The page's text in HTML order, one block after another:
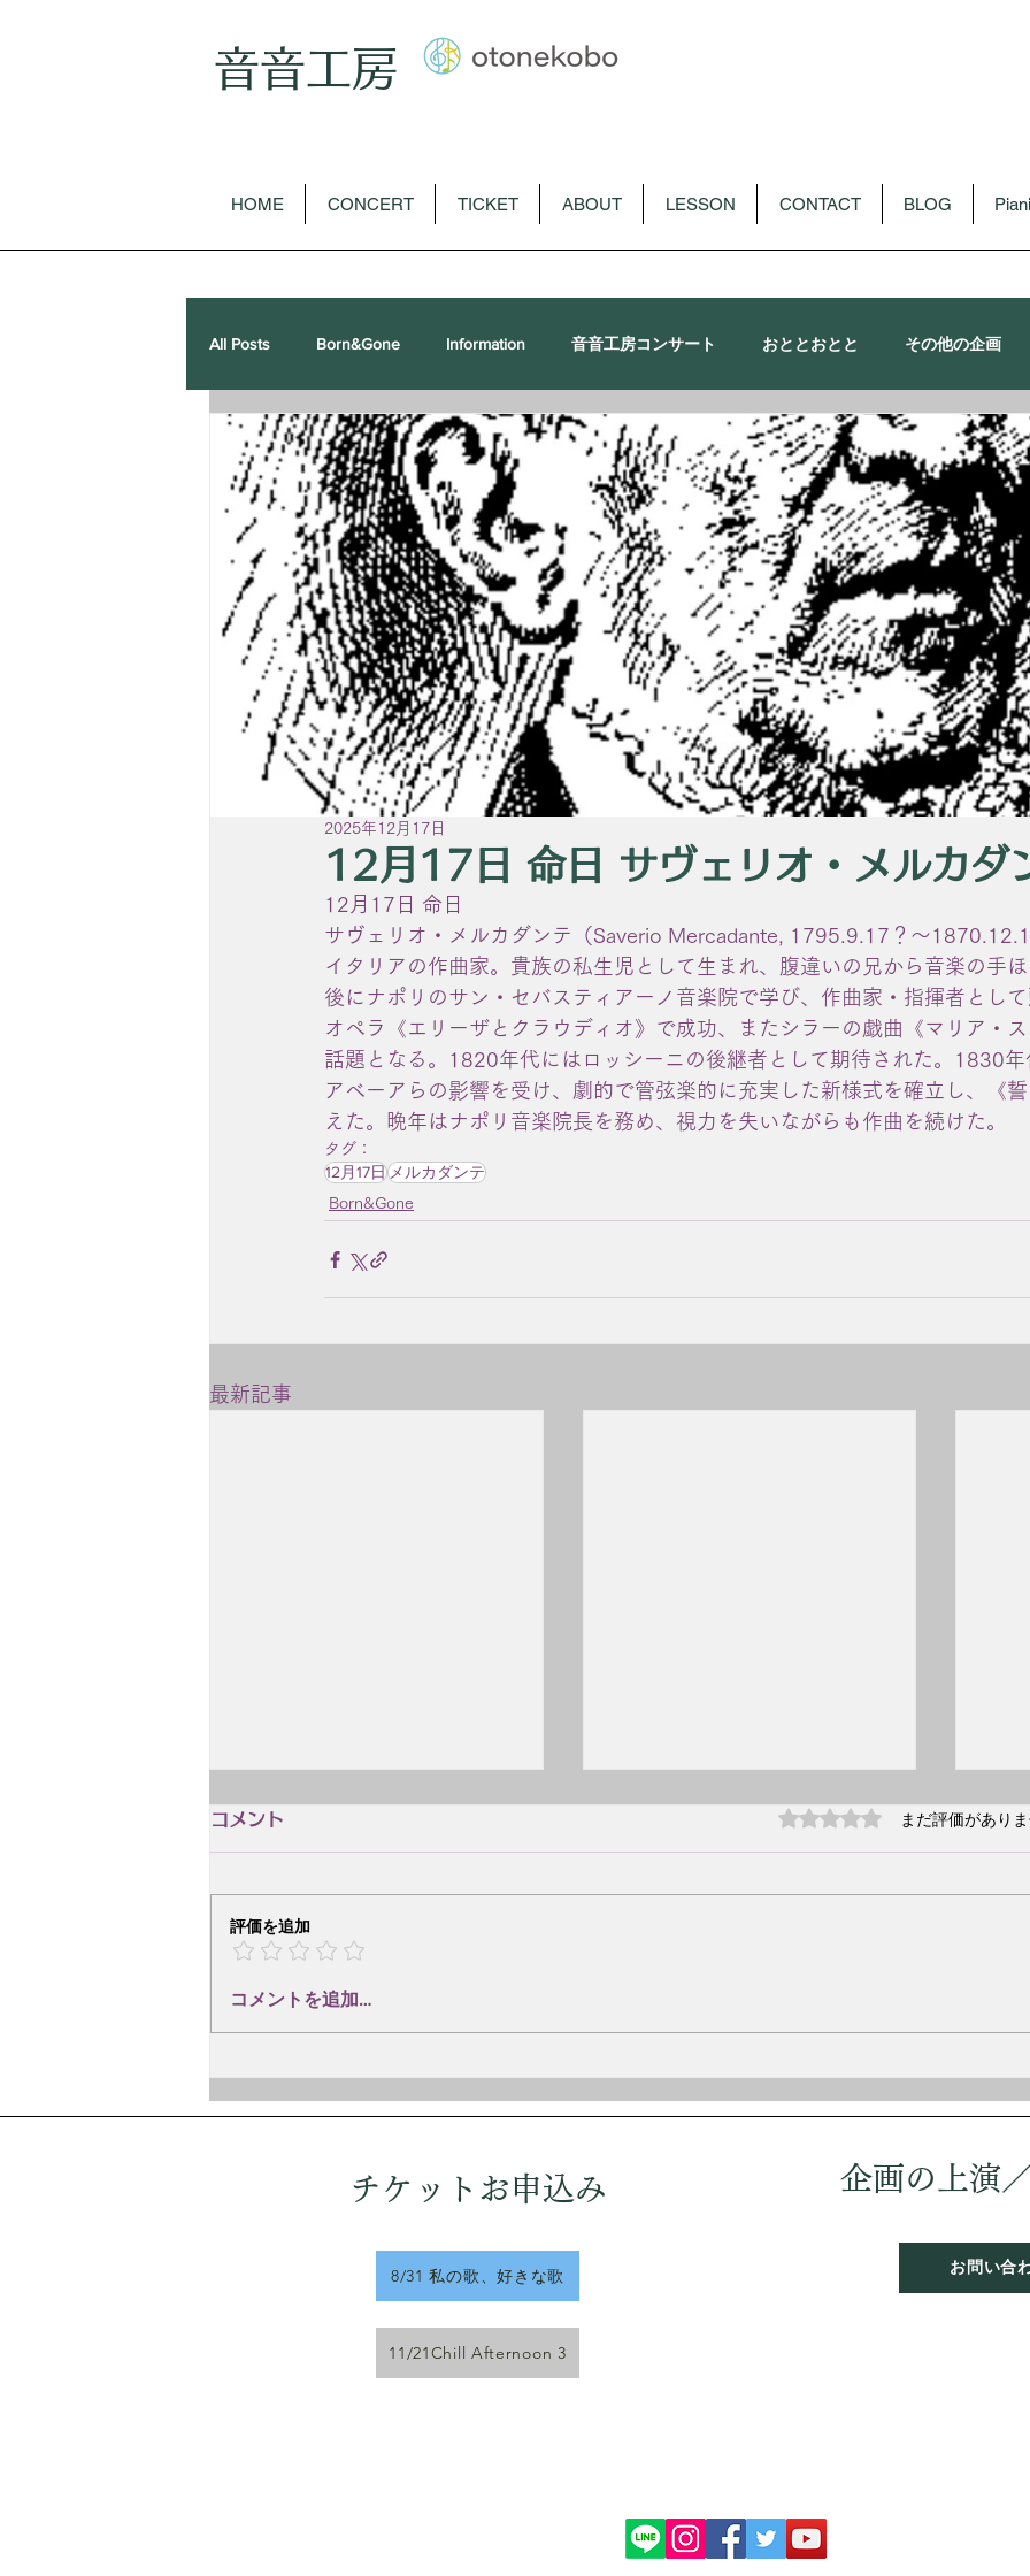
音音工房
HOME CONCERT TICKET ABOUT LESSON CONTACT BLOG
All Posts Born&Gone Information 音音工房コンサート おととおとと その他の企画
歌曲 オペラ ピアノソロ 朴令鈴出演コンサート メディア CD 音音講習会
12月17日 命日 サヴェリオ・メルカダ
2025年12月17日
12月17日 命日
サヴェリオ・メルカダンテ（Saverio Mercadante, 1795.9.17？〜
イタリアの作曲家。貴族の私生児として生まれ、腹違いの兄から音楽の手ほ
後にナポリのサン・セバスティアーノ音楽院で学び、作曲家・指揮者として
オペラ《エリーザとクラウディオ》で成功、またシラーの戯曲《マリア・
話題となる。1820年代にはロッシーニの後継者として期待された。1830年
アベーアらの影響を受け、劇的で管弦楽的に充実した新様式を確立し、《
えた。晩年はナポリ音楽院長を務め、視力を失いながらも作曲を続けた。
タグ：
12月17日メルカダンテ
Born&Gone
最新記事
はじめ、1928.2.4~2004.8.14）
京都府出身の詩人、英米文学者、
翻訳家、童話作家、作詞家。
在学中に「トロイカ文学集団」に
参加し、詩や小説を執筆。1953
政大学教授（1991年退職）。 彼
三善晃、信長貴富、石井眞木、高
2月2日
クラ
12歳
童扱
しヨ
う。
「愛
コメント 5つ星のうち0と評価されて
まだ評価があり
評価を追加
コメントを追加…
チケットお申込み
8/31 私の歌、好きな歌
企画の上演
お問い合
11/21Chill Afternoon 3